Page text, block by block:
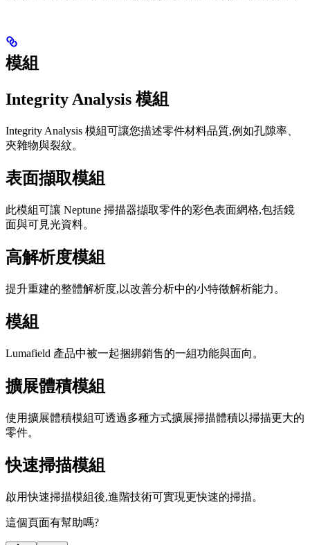
模組
Integrity Analysis 模組
Integrity Analysis 模組可讓您描述零件材料品質,例如孔隙率、
夾雜物與裂紋。
表面擷取模組
此模組可讓 Neptune 掃描器擷取零件的彩色表面網格,包括鏡
面與可見光資料。
高解析度模組
提升重建的整體解析度,以改善分析中的小特徵解析能力。
模組
Lumafield 產品中被一起捆綁銷售的一組功能與面向。
擴展體積模組
使用擴展體積模組可透過多種方式擴展掃描體積以掃描更大的
零件。
快速掃描模組
啟用快速掃描模組後,進階技術可實現更快速的掃描。
這個頁面有幫助嗎?